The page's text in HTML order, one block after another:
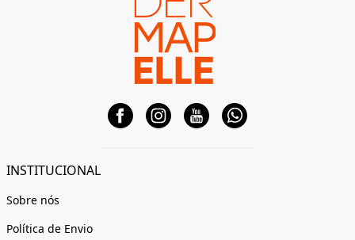
INSTITUCIONAL
Sobre nós
Política de Envio